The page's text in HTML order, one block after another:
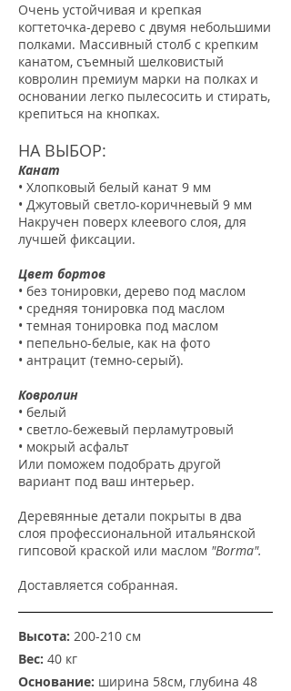
Очень устойчивая и крепкая
когтеточка-дерево с двумя небольшими
полками. Массивный столб с крепким
канатом, съемный шелковистый
ковролин премиум марки на полках и
основании легко пылесосить и стирать,
крепиться на кнопках.
НА ВЫБОР:
Канат
• Хлопковый белый канат 9 мм
• Джутовый светло-коричневый 9 мм
Накручен поверх клеевого слоя, для
лучшей фиксации.
Цвет бортов
• без тонировки, дерево под маслом
• средняя тонировка под маслом
• темная тонировка под маслом
• пепельно-белые, как на фото
• антрацит (темно-серый).
Ковролин
• белый
• светло-бежевый перламутровый
• мокрый асфальт
Или поможем подобрать другой
вариант под ваш интерьер.
Деревянные детали покрыты в два
слоя профессиональной итальянской
гипсовой краской или маслом "Borma".
Доставляется собранная.
Высота: 200-210 см
Вес: 40 кг
Основание: ширина 58см, глубина 48